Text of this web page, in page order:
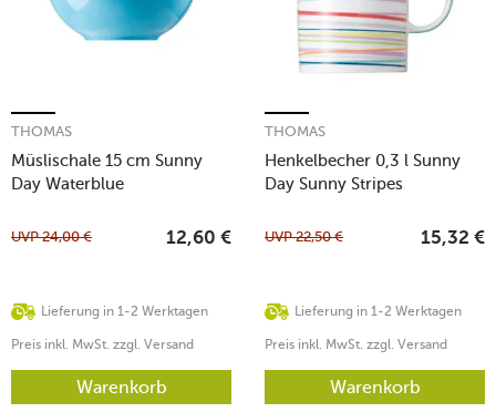
Müslischale 15 cm Sunny
Day Waterblue
THOMAS
Lieferung in 1-2 Werktagen
UVP24,00 € 12,60 €
Preis inkl. MwSt. zzgl. Versand
Warenkorb
Henkelbecher 0,3 l Sunny
Day Sunny Stripes
THOMAS
Lieferung in 1-2 Werktagen
UVP22,50 € 15,32 €
Preis inkl. MwSt. zzgl. Versand
Warenkorb